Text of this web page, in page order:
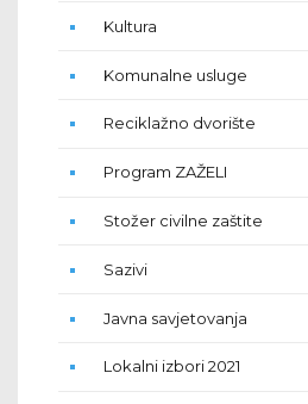
Kultura
Komunalne usluge
Reciklažno dvorište
Program ZAŽELI
Stožer civilne zaštite
Sazivi
Javna savjetovanja
Lokalni izbori 2021